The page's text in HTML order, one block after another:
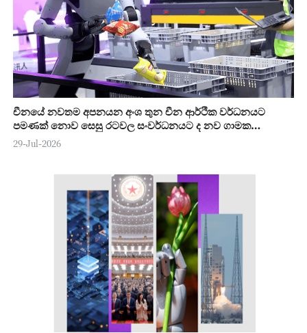
චීනයේ නවතම අපනයන අංශ තුන චීන ආර්ථික වර්ධනයට
පමණක් නොව සෙසු රටවල සංවර්ධනයට ද නව ගාමක
ශක්තියක්
29-Jul-2026